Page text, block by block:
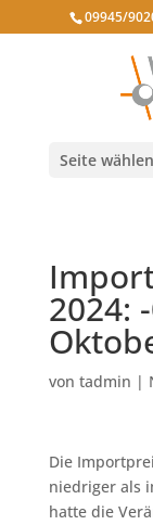
09945/
Seite wählen
2024:
von tadmin |
Die
niedriger als
hatte die